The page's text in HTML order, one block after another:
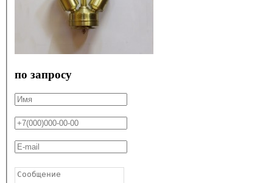
по запросу